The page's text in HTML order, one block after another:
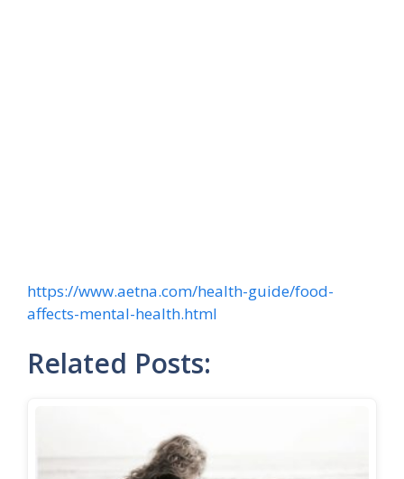
https://www.aetna.com/health-guide/food-
affects-mental-health.html
Related Posts: